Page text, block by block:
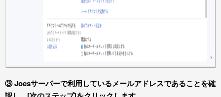
③ Joesサーバーで利用しているメールアドレスであることを確